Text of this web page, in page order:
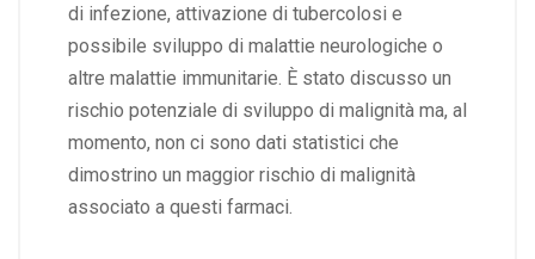
di infezione, attivazione di tubercolosi e
possibile sviluppo di malattie neurologiche o
altre malattie immunitarie. È stato discusso un
rischio potenziale di sviluppo di malignità ma, al
momento, non ci sono dati statistici che
dimostrino un maggior rischio di malignità
associato a questi farmaci.